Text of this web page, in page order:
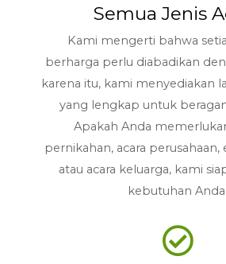
Semua Jenis
Kami mengerti bahwa
berharga perlu diabadikan
karena itu, kami menyediakan
yang lengkap untuk
Apakah Anda
pernikahan, acara perusahaan,
atau acara keluarga, kami
kebutuhan Anda.